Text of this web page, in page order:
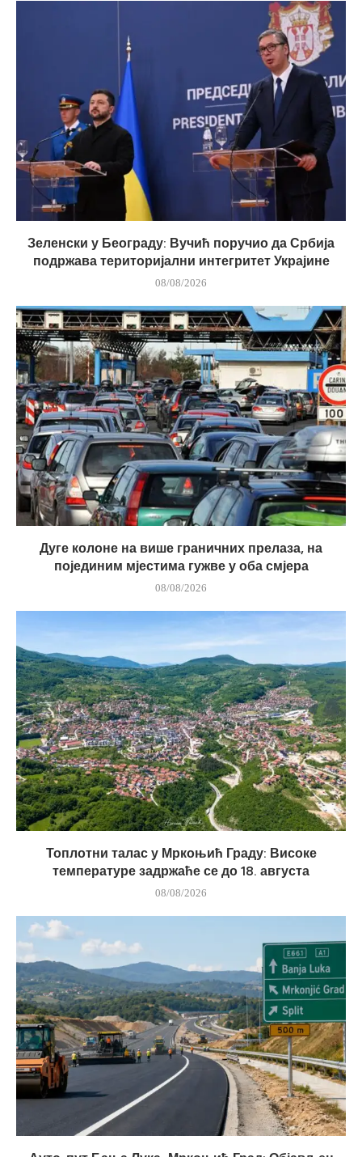
Зеленски у Београду: Вучић поручио да Србија
подржава територијални интегритет Украјине
08/08/2026
Дуге колоне на више граничних прелаза, на
појединим мјестима гужве у оба смјера
08/08/2026
Топлотни талас у Мркоњић Граду: Високе
температуре задржаће се до 18. августа
08/08/2026